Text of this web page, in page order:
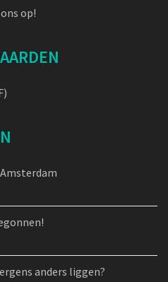
op!
anders liggen?